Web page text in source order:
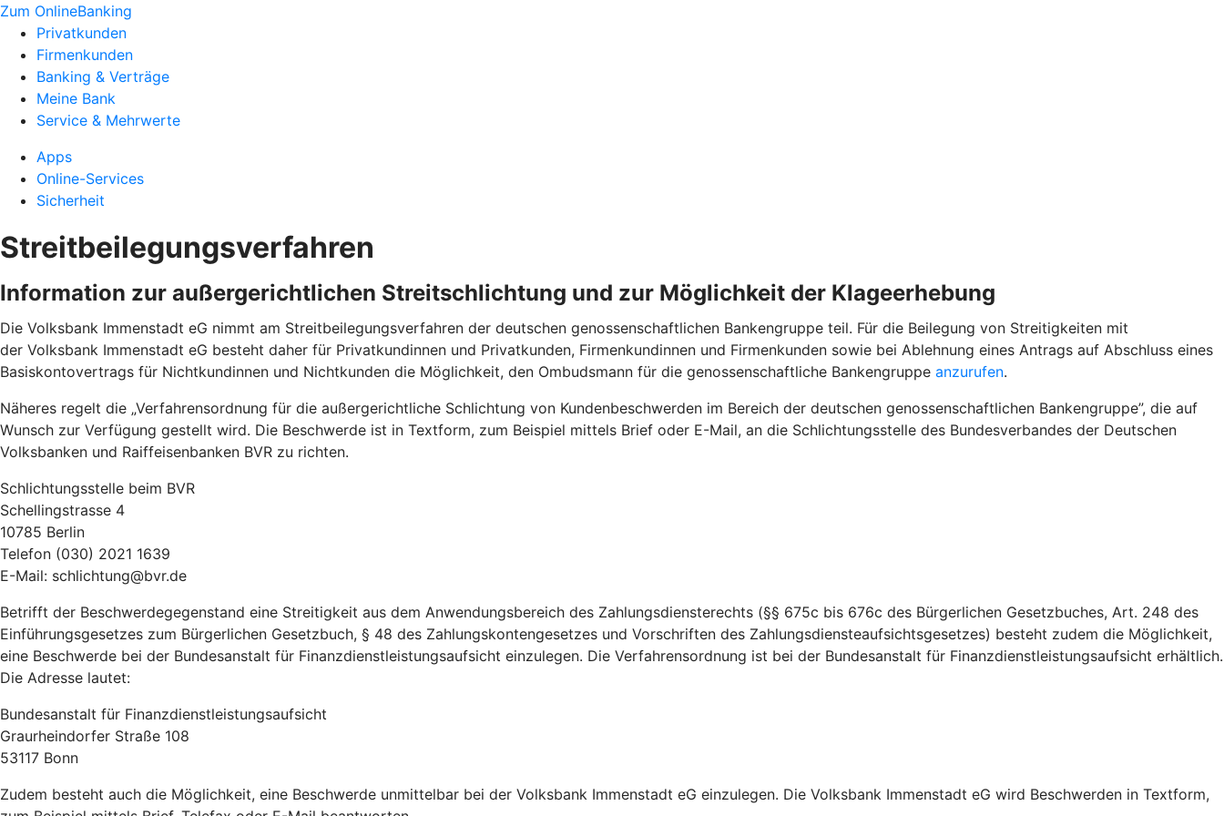
Zum OnlineBanking
Privatkunden
Firmenkunden
Banking & Verträge
Meine Bank
Service & Mehrwerte
Apps
Online-Services
Sicherheit
Streitbeilegungsverfahren
Information zur außergerichtlichen Streitschlichtung und zur Möglichkeit der Klageerhebung
Die Volksbank Immenstadt eG nimmt am Streitbeilegungsverfahren der deutschen genossenschaftlichen Bankengruppe teil. Für die Beilegung von Streitigkeiten mit
der Volksbank Immenstadt eG besteht daher für Privatkundinnen und Privatkunden, Firmenkundinnen und Firmenkunden sowie bei Ablehnung eines Antrags auf Abschluss eines
Basiskontovertrags für Nichtkundinnen und Nichtkunden die Möglichkeit, den Ombudsmann für die genossenschaftliche Bankengruppe anzurufen.
Näheres regelt die „Verfahrensordnung für die außergerichtliche Schlichtung von Kundenbeschwerden im Bereich der deutschen genossenschaftlichen Bankengruppe”, die auf
Wunsch zur Verfügung gestellt wird. Die Beschwerde ist in Textform, zum Beispiel mittels Brief oder E-Mail, an die Schlichtungsstelle des Bundesverbandes der Deutschen
Volksbanken und Raiffeisenbanken BVR zu richten.
Schlichtungsstelle beim BVR
Schellingstrasse 4
10785 Berlin
Telefon (030) 2021 1639
E-Mail: schlichtung@bvr.de
Betrifft der Beschwerdegegenstand eine Streitigkeit aus dem Anwendungsbereich des Zahlungsdiensterechts (§§ 675c bis 676c des Bürgerlichen Gesetzbuches, Art. 248 des
Einführungsgesetzes zum Bürgerlichen Gesetzbuch, § 48 des Zahlungskontengesetzes und Vorschriften des Zahlungsdiensteaufsichtsgesetzes) besteht zudem die Möglichkeit,
eine Beschwerde bei der Bundesanstalt für Finanzdienstleistungsaufsicht einzulegen. Die Verfahrensordnung ist bei der Bundesanstalt für Finanzdienstleistungsaufsicht erhältlich.
Die Adresse lautet:
Bundesanstalt für Finanzdienstleistungsaufsicht
Graurheindorfer Straße 108
53117 Bonn
Zudem besteht auch die Möglichkeit, eine Beschwerde unmittelbar bei der Volksbank Immenstadt eG einzulegen. Die Volksbank Immenstadt eG wird Beschwerden in Textform,